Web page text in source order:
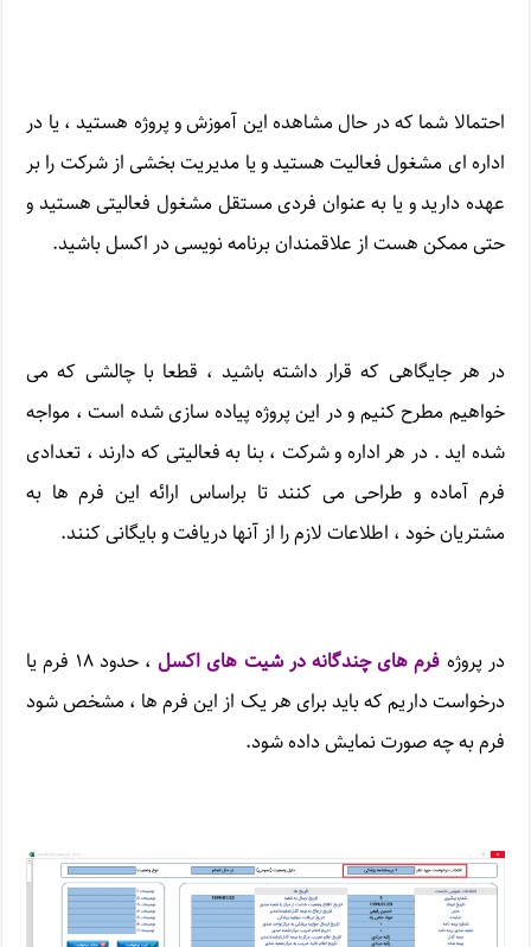
احتمالا شما که در حال مشاهده این آموزش و پروژه هستید ، یا در
اداره ای مشغول فعالیت هستید و یا مدیریت بخشی از شرکت را بر
عهده دارید و یا به عنوان فردی مستقل مشغول فعالیتی هستید و
حتی ممکن هست از علاقمندان برنامه نویسی در اکسل باشید.
در هر جایگاهی که قرار داشته باشید ، قطعا با چالشی که می
خواهیم مطرح کنیم و در این پروژه پیاده سازی شده است ، مواجه
شده اید . در هر اداره و شرکت ، بنا به فعالیتی که دارند ، تعدادی
فرم آماده و طراحی می کنند تا براساس ارائه این فرم ها به
مشتریان خود ، اطلاعات لازم را از آنها دریافت و بایگانی کنند.
در پروژه فرم های چندگانه در شیت های اکسل
، حدود ۱۸ فرم یا
درخواست داریم که باید برای هر یک از این فرم ها ، مشخص شود
فرم به چه صورت نمایش داده شود.